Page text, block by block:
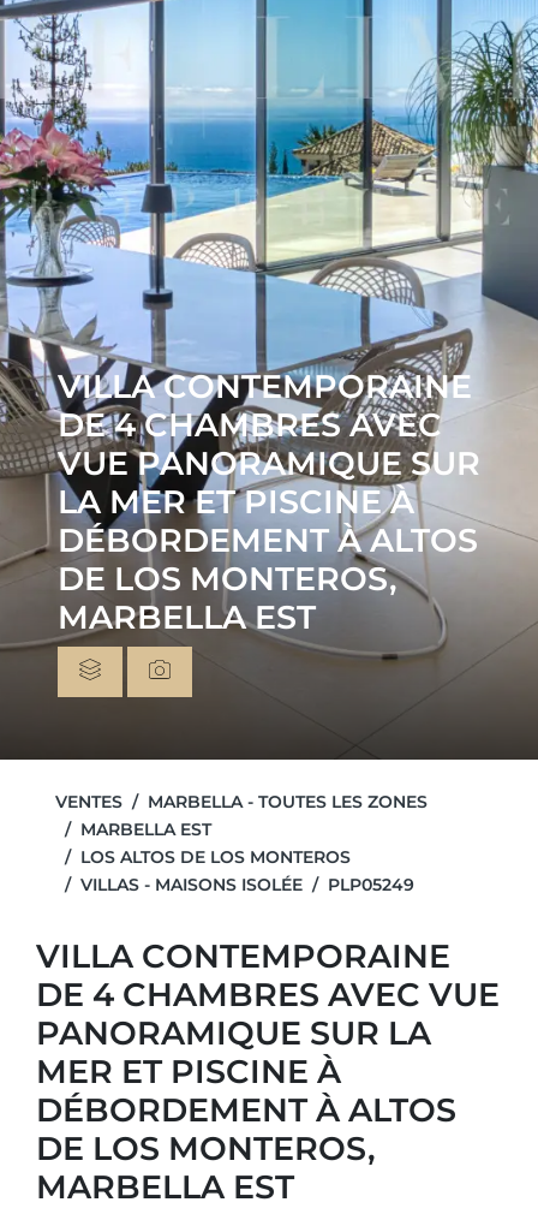
VILLA CONTEMPORAINE
DE 4 CHAMBRES AVEC
VUE PANORAMIQUE SUR
LA MER ET PISCINE À
DÉBORDEMENT À ALTOS
DE LOS MONTEROS,
MARBELLA EST
VENTES
MARBELLA - TOUTES LES ZONES
MARBELLA EST
LOS ALTOS DE LOS MONTEROS
VILLAS - MAISONS ISOLÉE
PLP05249
VILLA CONTEMPORAINE
DE 4 CHAMBRES AVEC VUE
PANORAMIQUE SUR LA
MER ET PISCINE À
DÉBORDEMENT À ALTOS
DE LOS MONTEROS,
MARBELLA EST